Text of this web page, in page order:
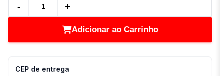
- +
Adicionar ao Carrinho
CEP de entrega